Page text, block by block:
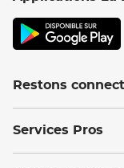
Restons
Services Pros